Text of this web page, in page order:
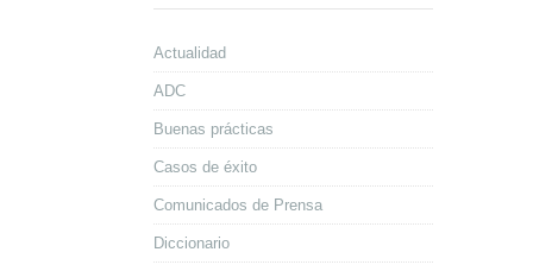
Actualidad
ADC
Buenas prácticas
Casos de éxito
Comunicados de Prensa
Diccionario